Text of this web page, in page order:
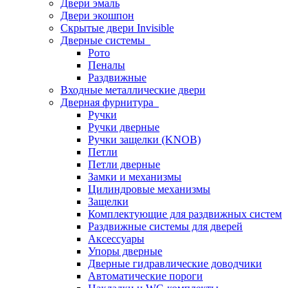
Двери эмаль
Двери экошпон
Скрытые двери Invisible
Дверные системы
Рото
Пеналы
Раздвижные
Входные металлические двери
Дверная фурнитура
Ручки
Ручки дверные
Ручки защелки (KNOB)
Петли
Петли дверные
Замки и механизмы
Цилиндровые механизмы
Защелки
Комплектующие для раздвижных систем
Раздвижные системы для дверей
Аксессуары
Упоры дверные
Дверные гидравлические доводчики
Автоматические пороги